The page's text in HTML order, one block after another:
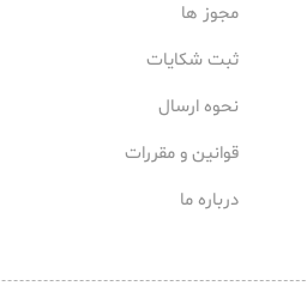
مجوز ها
ثبت شکایات
نحوه ارسال
قوانین و مقررات
درباره ما